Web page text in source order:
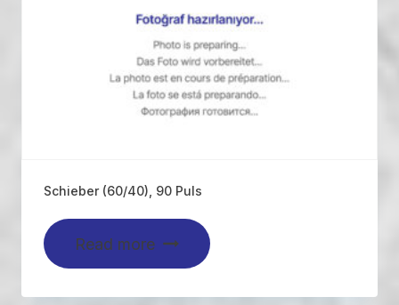
Schieber (60/40), 90 Puls
Read more